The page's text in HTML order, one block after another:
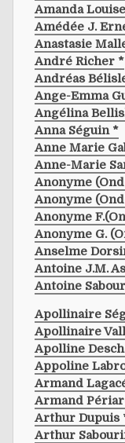
Amanda
Amédée J.
Anastasie
André Richer *
Andréas
Ange-Emma
Angélina
Anna Séguin *
Anne Marie
Anne-Marie
Anonyme
Anonyme
Anonyme
Anonyme G.
Anselme
Antoine J.m.
Antoine
Apollinaire
Apollinaire
Apolline
Appoline
Armand
Armand
Arthur Dupuis
Arthur